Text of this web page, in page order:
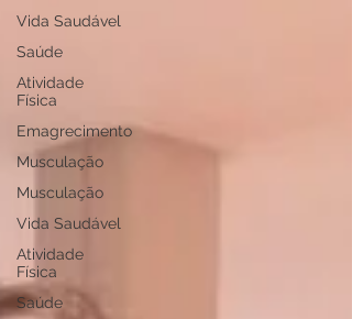
Vida Saudável
Saúde
Atividade
Física
Emagrecimento
Musculação
Musculação
Vida Saudável
Atividade
Física
Saúde